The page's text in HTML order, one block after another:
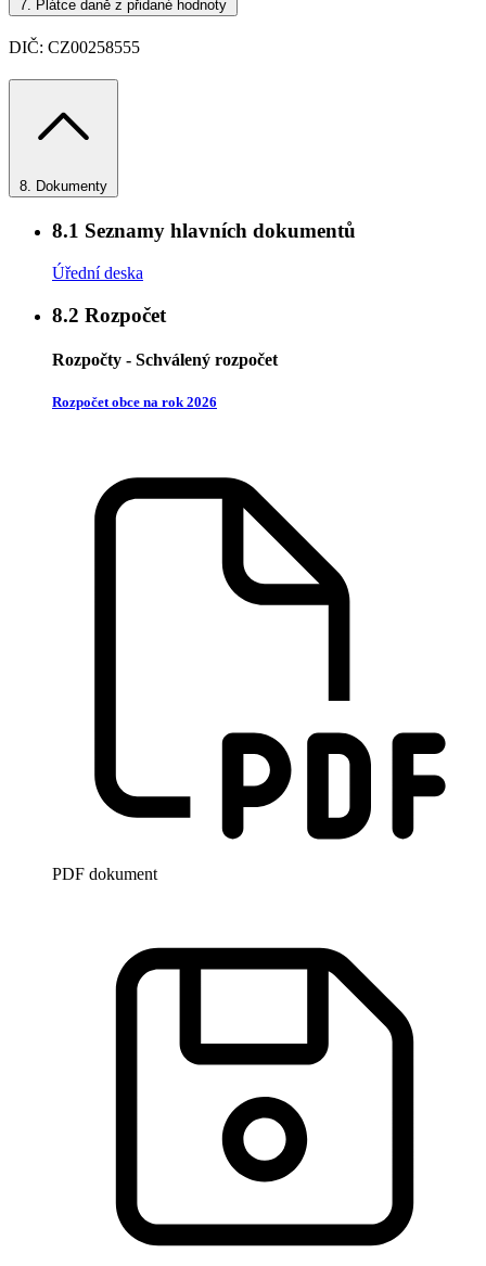
7. Plátce daně z přidané hodnoty
DIČ: CZ00258555
8. Dokumenty
8.1 Seznamy hlavních dokumentů
Úřední deska
8.2 Rozpočet
Rozpočty - Schválený rozpočet
Rozpočet obce na rok 2026
PDF dokument